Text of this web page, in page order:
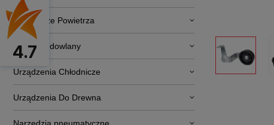
Osuszacze Powietrza
Sprzęt budowlany
Urządzenia Chłodnicze
Urządzenia Do Drewna
4.7